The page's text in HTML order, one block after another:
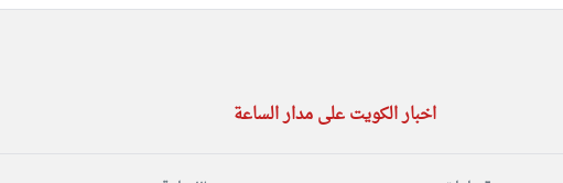
اخبار الكويت على مدار الساعة